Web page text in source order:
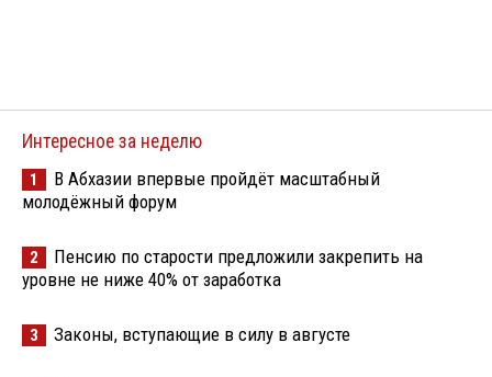
Интересное за неделю
1
В Абхазии впервые пройдёт масштабный
молодёжный форум
2
Пенсию по старости предложили закрепить на
уровне не ниже 40% от заработка
3 Законы, вступающие в силу в августе